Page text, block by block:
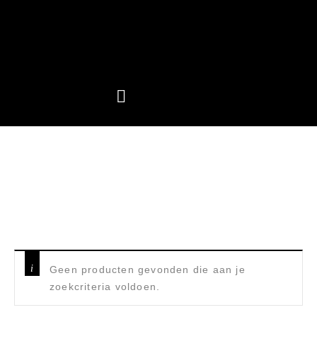
Geen producten gevonden die aan je
zoekcriteria voldoen.